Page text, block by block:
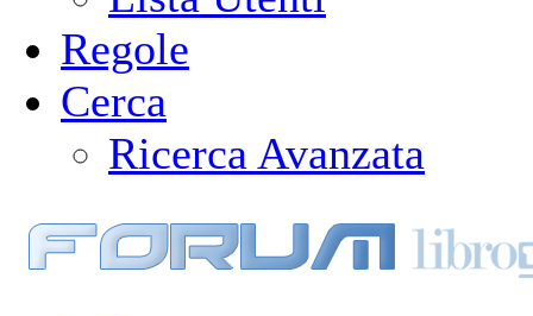
Regole
Cerca
Ricerca Avanzata